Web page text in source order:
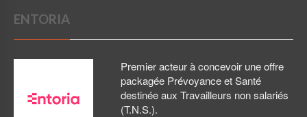
ENTORIA
Premier acteur à concevoir une offre
packagée Prévoyance et Santé
destinée aux Travailleurs non salariés
(T.N.S.).